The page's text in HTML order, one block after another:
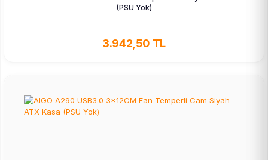
(PSU Yok)
3.942,50 TL